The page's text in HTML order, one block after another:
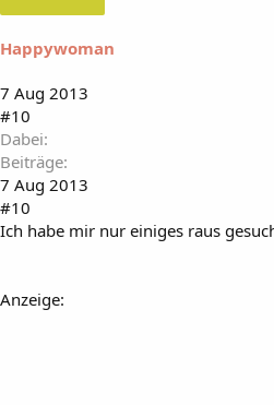
Happywoman
7 Aug 2013
#10
Dabei
Beiträge
7 Aug 2013
#10
Ich habe mir nur einiges raus
Anzeige: